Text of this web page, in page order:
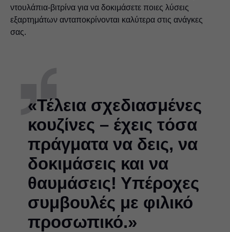
ντουλάπια-βιτρίνα για να δοκιμάσετε ποιες λύσεις
εξαρτημάτων ανταποκρίνονται καλύτερα στις ανάγκες
σας.
«Τέλεια σχεδιασμένες
κουζίνες – έχεις τόσα
πράγματα να δεις, να
δοκιμάσεις και να
θαυμάσεις! Υπέροχες
συμβουλές με φιλικό
προσωπικό.»